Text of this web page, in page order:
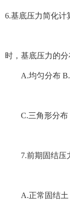
6.基底压力简化计
时，基底压力的
A.均匀分布 B.
C.三角形分布
7.前期固结压力
A.正常固结土